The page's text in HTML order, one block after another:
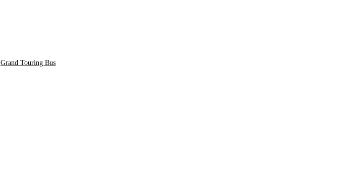
Grand Touring Bus